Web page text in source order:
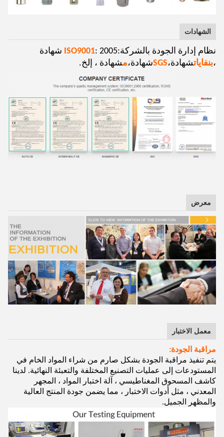
الشهادات
نظام إدارة الجودة بالشركة: ISO9001 : 2005 شهادة
،بنفاياتشهادة،SGSشهادة،مشهادة ، إلخ.
معرض
معمل الاختبار
مراقبة الجودة:
يتم تنفيذ مراقبة الجودة بشكل صارم من شراء المواد الخام في
المستودعات إلى عمليات التصنيع المختلفة والتعبئة النهائية. لدينا
كاشف المسحوق المغناطيسي ، آلة اختبار المواد ، المجهر
المعدني ، مثل أدوات الاختبار ، مما يضمن جودة المنتج العالية
والمظهر الجميل.